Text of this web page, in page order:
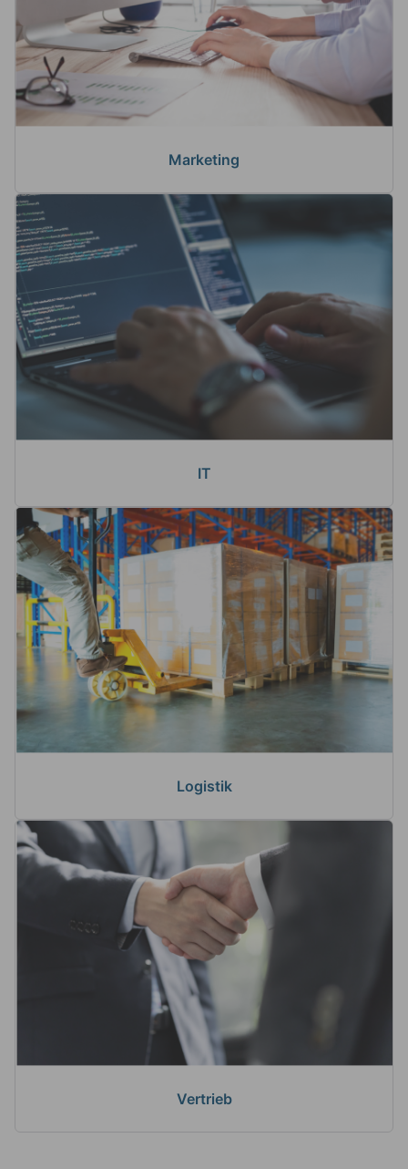
Marketing
IT
Logistik
Vertrieb